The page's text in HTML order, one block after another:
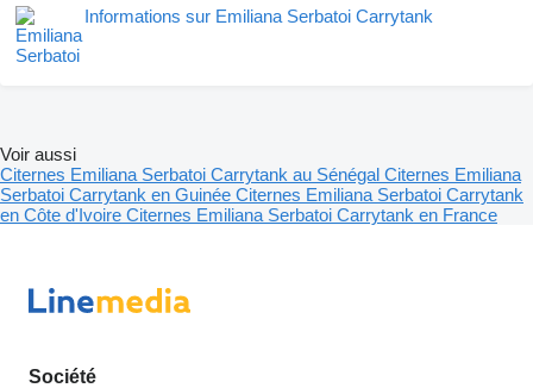
Informations sur Emiliana Serbatoi Carrytank
Voir aussi
Citernes Emiliana Serbatoi Carrytank au Sénégal Citernes Emiliana
Serbatoi Carrytank en Guinée Citernes Emiliana Serbatoi Carrytank
en Côte d'Ivoire Citernes Emiliana Serbatoi Carrytank en France
Société